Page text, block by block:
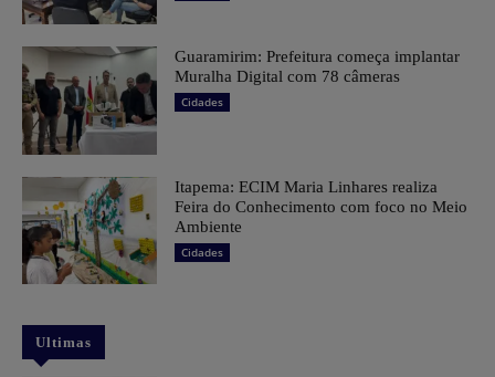
Guaramirim: Prefeitura começa implantar
Muralha Digital com 78 câmeras
Cidades
Itapema: ECIM Maria Linhares realiza
Feira do Conhecimento com foco no Meio
Ambiente
Cidades
Ultimas